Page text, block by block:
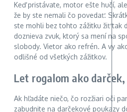
Keď pristávate, motor ešte hučí,
že by ste nemali čo povedať.
ste mohli bez tohto zážitku žiť tak
doznieva zvuk, ktorý sa mení na
slobody. Vietor ako refrén. A vy
odlišné od všetkých zážitkov.
Let rogalom ako
Ak hľadáte niečo, čo rozžiari oči
zabudnite na darčekové poukazy